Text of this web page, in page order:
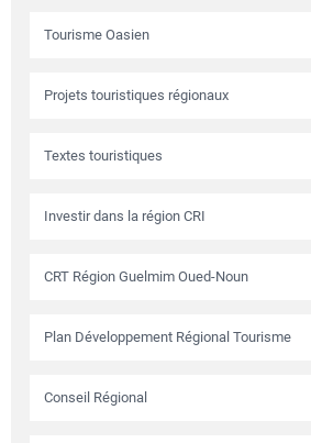
Tourisme Oasien
Projets touristiques régionaux
Textes touristiques
Investir dans la région CRI
CRT Région Guelmim Oued-Noun
Plan Développement Régional Tourisme
Conseil Régional